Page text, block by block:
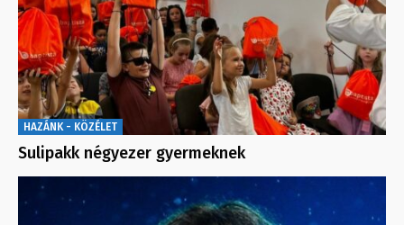
HAZÁNK - KÖZÉLET
Sulipakk négyezer gyermeknek